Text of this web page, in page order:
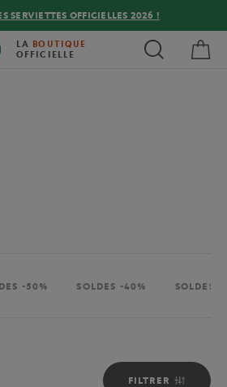
SERVIETTES OFFICIELLES 2026 !
LA BOUTIQUE
OFFICIELLE
-50% SOLDES -40% SOLDES -
FILTRER